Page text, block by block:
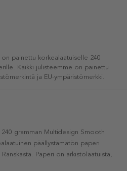
painettu korkealaatuiselle 240
Kaikki julisteemme on painettu
ja EU-ympäristömerkki.
gramman Multidesign Smooth
päällystämätön paperi
Paperi on arkistolaatuista,